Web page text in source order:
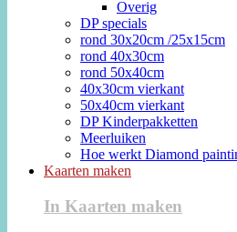
Overig
DP specials
rond 30x20cm /25x15cm
rond 40x30cm
rond 50x40cm
40x30cm vierkant
50x40cm vierkant
DP Kinderpakketten
Meerluiken
Hoe werkt Diamond
Kaarten maken
In Kaarten maken